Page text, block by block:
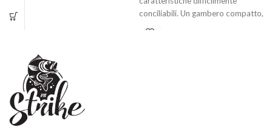
conciliabili. Un gambero compatto,